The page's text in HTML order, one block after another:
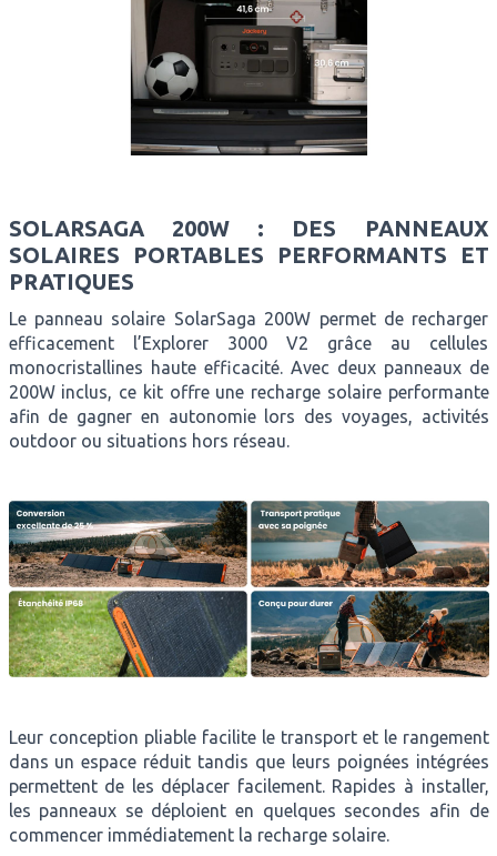
SOLARSAGA 200W : DES PANNEAUX
SOLAIRES PORTABLES PERFORMANTS ET
PRATIQUES
Le panneau solaire SolarSaga 200W permet de recharger
efficacement l’Explorer 3000 V2 grâce au cellules
monocristallines haute efficacité. Avec deux panneaux de
200W inclus, ce kit offre une recharge solaire performante
afin de gagner en autonomie lors des voyages, activités
outdoor ou situations hors réseau.
Leur conception pliable facilite le transport et le rangement
dans un espace réduit tandis que leurs poignées intégrées
permettent de les déplacer facilement. Rapides à installer,
les panneaux se déploient en quelques secondes afin de
commencer immédiatement la recharge solaire.